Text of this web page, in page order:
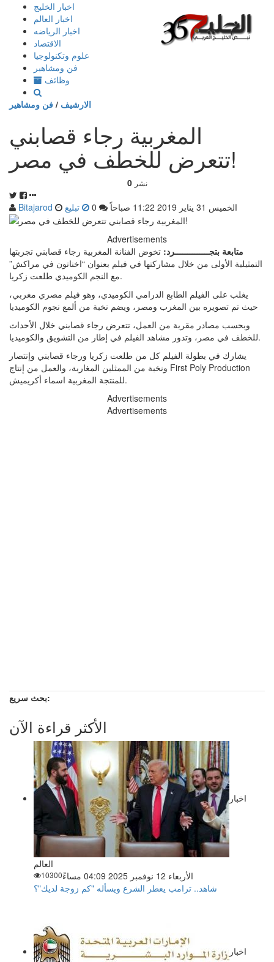
إذهب
المحتوى
اخبار الخليج
اخبار العالم
اخبار الرياضه
الاقتصاد
علوم وتكنولوجيا
فن ومشاهير
وظائف
الارشيف / فن ومشاهير
المغربية رجاء قصابني
تتعرض للخطف في مصر!
0 نشر
Bitajarod الخميس 31 يناير 2019 11:22 صباحاً تبليغ
Advertisements
متابعة بتجــــــــــــــرد: تخوض الفنانة المغربية رجاء قصابني تجربتها
التمثيلية الأولى من خلال مشاركتها في فيلم بعنوان “اخناتون في مراكش”
مع النجم الكوميدي طلعت زكريا.
يغلب على الفيلم الطابع الدرامي الكوميدي، وهو فيلم مصري مغربي،
حيث تم تصويره بين المغرب ومصر، ويضم نخبة من ألمع نجوم الكوميديا
وبحسب مصادر مقربة من العمل، تتعرض رجاء قصابني خلال الأحداث
للخطف في مصر، وتدور مشاهد الفيلم في إطار من التشويق والكوميديا.
يشارك في بطولة الفيلم كل من طلعت زكريا ورجاء قصابني وإنتصار
ونخبة من الممثلين المغاربة، والعمل من إنتاج First Poly Production
للمنتجة المغربية اسماء أكريميش.
Advertisements
Advertisements
بحث سريع:
الأكثر قراءة الآن
اخبار
العالم
الأربعاء 12 نوفمبر 2025 04:09 مساءً
10300
شاهد.. ترامب يعطر الشرع ويسأله "كم زوجة لديك"؟
اخبار